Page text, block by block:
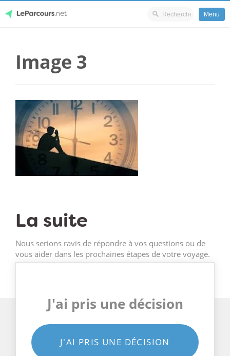
content
Menu
Image 3
La suite
Nous serions ravis de répondre à vos questions ou de
vous aider dans les prochaines étapes de votre voyage.
J'ai pris une décision
J'AI PRIS UNE DÉCISION